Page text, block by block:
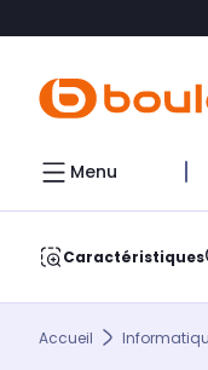
Menu
Caractéristiques
Accueil